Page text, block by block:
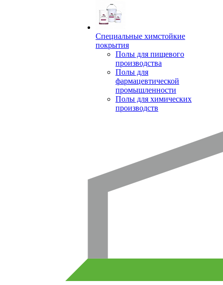
Специальные химстойкие
покрытия
Полы для пищевого
производства
Полы для
фармацевтической
промышленности
Полы для химических
производств